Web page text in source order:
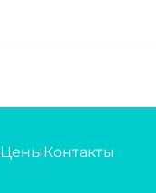
ЦеныКонтакты